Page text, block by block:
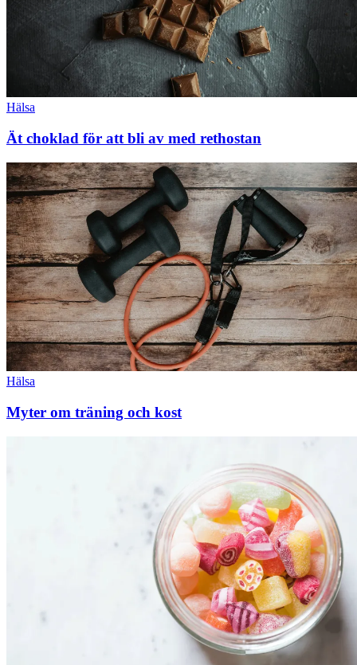
Hälsa
Ät choklad för att bli av med rethostan
Hälsa
Myter om träning och kost